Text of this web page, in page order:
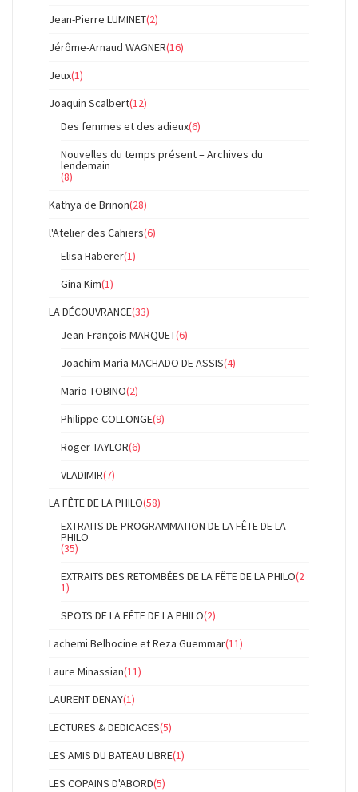
Jean-Pierre LUMINET(2)
Jérôme-Arnaud WAGNER(16)
Jeux(1)
Joaquin Scalbert(12)
Des femmes et des adieux(6)
Nouvelles du temps présent – Archives du
lendemain
(8)
Kathya de Brinon(28)
l'Atelier des Cahiers(6)
Elisa Haberer(1)
Gina Kim(1)
LA DÉCOUVRANCE(33)
Jean-François MARQUET(6)
Joachim Maria MACHADO DE ASSIS(4)
Mario TOBINO(2)
Philippe COLLONGE(9)
Roger TAYLOR(6)
VLADIMIR(7)
LA FÊTE DE LA PHILO(58)
EXTRAITS DE PROGRAMMATION DE LA FÊTE DE LA
PHILO
(35)
EXTRAITS DES RETOMBÉES DE LA FÊTE DE LA PHILO(2
1)
SPOTS DE LA FÊTE DE LA PHILO(2)
Lachemi Belhocine et Reza Guemmar(11)
Laure Minassian(11)
LAURENT DENAY(1)
LECTURES & DEDICACES(5)
LES AMIS DU BATEAU LIBRE(1)
LES COPAINS D'ABORD(5)